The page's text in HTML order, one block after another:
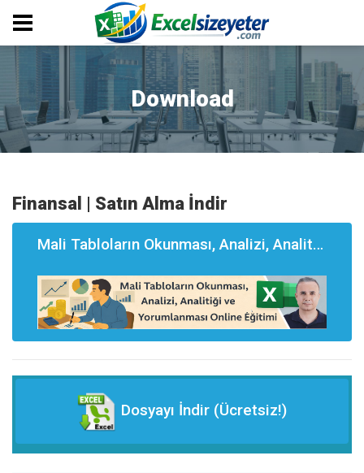
Download
Finansal | Satın Alma İndir
Mali Tabloların Okunması, Analizi, Analitği ve Yorumlanması Eğitimi
Dosyayı İndir (Ücretsiz!)